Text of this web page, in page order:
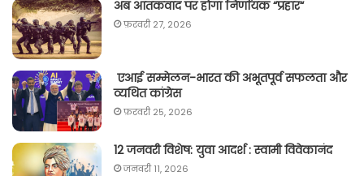
अब आतंकवाद पर होगा निर्णायक “प्रहार“
फ़रवरी 27, 2026
एआई सम्मेलन-भारत की अभूतपूर्व सफलता और
व्यथित कांग्रेस
फ़रवरी 25, 2026
12 जनवरी विशेष: युवा आदर्श : स्वामी विवेकानंद
जनवरी 11, 2026